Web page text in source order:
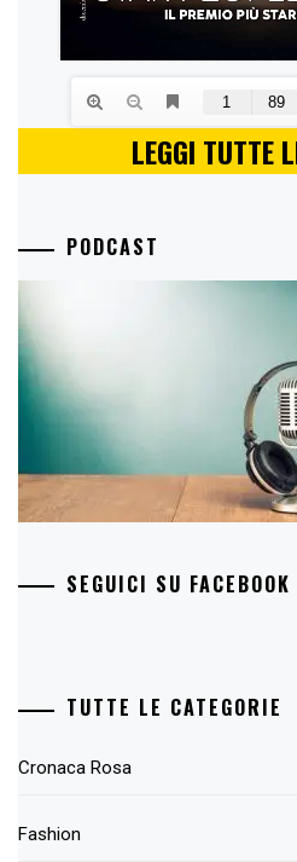
LEGGI TUTTE
PODCAST
SEGUICI SU FACEBOOK
TUTTE LE CATEGORIE
Cronaca Rosa
Fashion